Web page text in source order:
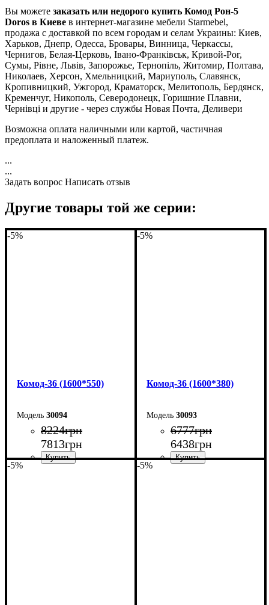
Вы можете заказать или недорого купить Комод Рон-5
Doros в Киеве в интернет-магазине мебели Starmebel,
продажа с доставкой по всем городам и селам Украины: Киев,
Харьков, Днепр, Одесса, Бровары, Винница, Черкассы,
Чернигов, Белая-Церковь, Івано-Франківськ, Кривой-Рог,
Сумы, Рівне, Львів, Запорожье, Тернопіль, Житомир, Полтава,
Николаев, Херсон, Хмельницкий, Мариуполь, Славянск,
Кропивницкий, Ужгород, Краматорск, Мелитополь, Бердянск,
Кременчуг, Никополь, Северодонецк, Горишние Плавни,
Чернівці и другие - через службы Новая Почта, Деливери
Возможна оплата наличными или картой, частичная
предоплата и наложенный платеж.
...
...
Задать вопрос Написать отзыв
Другие товары той же серии:
-5%
Комод-36 (1600*550)
30094
8224грн
7813грн
-5%
Комод-36 (1600*380)
30093
6777грн
6438грн
-5% -5%